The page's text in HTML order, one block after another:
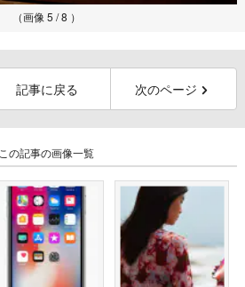
（画像 5 / 8 ）
記事に戻る 次のページ
この記事の画像一覧